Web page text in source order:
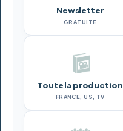
Newsletter
GRATUITE
Toute la production
FRANCE, US, TV